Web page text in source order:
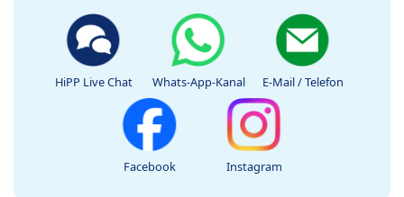
HiPP Live Chat Whats-App-Kanal E-Mail / Telefon
Facebook Instagram